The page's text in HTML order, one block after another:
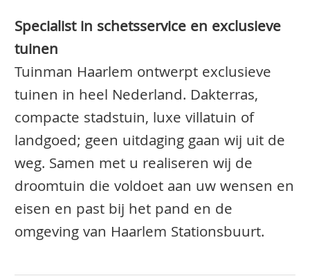
Specialist in schetsservice en exclusieve
tuinen
Tuinman Haarlem ontwerpt exclusieve
tuinen in heel Nederland. Dakterras,
compacte stadstuin, luxe villatuin of
landgoed; geen uitdaging gaan wij uit de
weg. Samen met u realiseren wij de
droomtuin die voldoet aan uw wensen en
eisen en past bij het pand en de
omgeving van Haarlem Stationsbuurt.